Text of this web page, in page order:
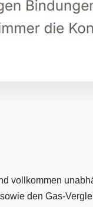
vollkommen
sowie den Gas-